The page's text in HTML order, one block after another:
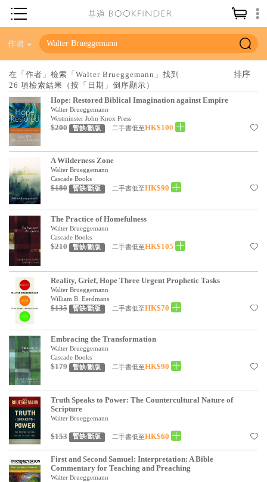
神學／教義
聖經
信仰入門
教會歷史
靈修／禱告
信徒生活
教會事工
分齡牧養
社會／倫理
哲學／宗教比較
見證／傳記
文藝／勵志
精選影音
其他
得獎作品推介
暢銷榜
中文二手書
英文二手書
作者
在「作者」檢索「Walter Brueggemann」找到
26 項檢索結果（按「日期」倒序顯示）
Hope: Restored Biblical Imagination against Empire
Walter Brueggemann
Westminster John Knox Press
$200 暫缺/斷版 二手書低至HK$100
A Wilderness Zone
Walter Brueggemann
Cascade Books
$180 暫缺/斷版 二手書低至HK$90
The Practice of Homefulness
Walter Brueggemann
Cascade Books
$210 暫缺/斷版 二手書低至HK$105
Reality, Grief, Hope Three Urgent Prophetic Tasks
Walter Brueggemann
William B. Eerdmans
$135 暫缺/斷版 二手書低至HK$70
Embracing the Transformation
Walter Brueggemann
Cascade Books
$179 暫缺/斷版 二手書低至HK$90
Truth Speaks to Power: The Countercultural Nature of
Scripture
Walter Brueggemann
$153 暫缺/斷版 二手書低至HK$60
First and Second Samuel: Interpretation: A Bible
Commentary for Teaching and Preaching
Walter Brueggemann